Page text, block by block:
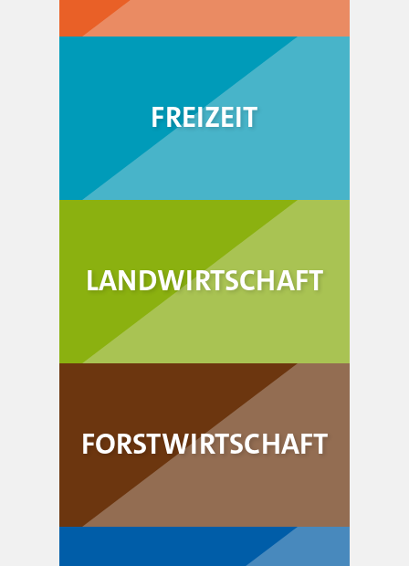
FREIZEIT
LANDWIRTSCHAFT
FORSTWIRTSCHAFT